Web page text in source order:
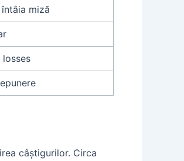
miză
câștigurilor. Circa